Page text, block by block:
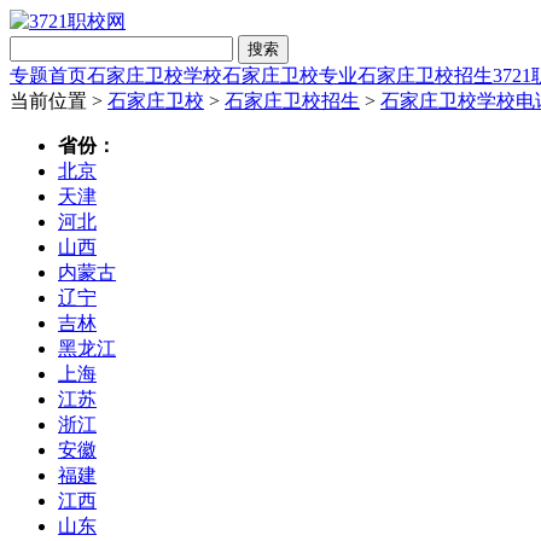
搜索
专题首页石家庄卫校学校石家庄卫校专业石家庄卫校招生3721
当前位置 > 石家庄卫校 > 石家庄卫校招生 > 石家庄卫校学校电
省份：
北京
天津
河北
山西
内蒙古
辽宁
吉林
黑龙江
上海
江苏
浙江
安徽
福建
江西
山东